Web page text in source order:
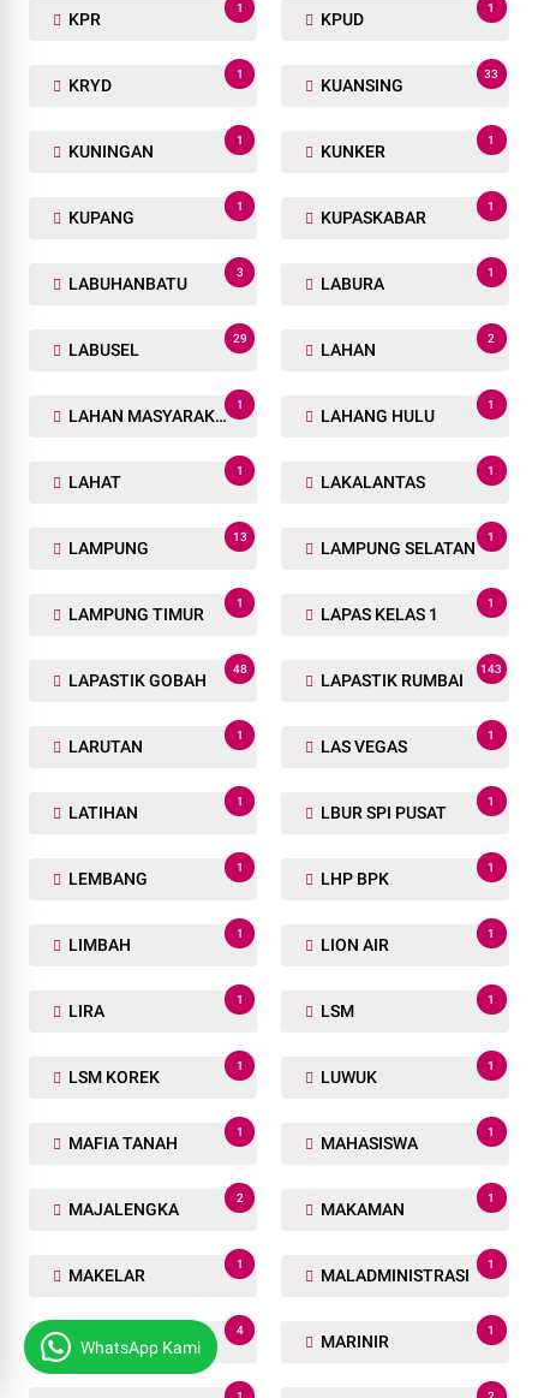
KPR
1
KPUD
1
KRYD
1
KUANSING
33
KUNINGAN
1
KUNKER
1
KUPANG
1
KUPASKABAR
1
LABUHANBATU
3
LABURA
1
LABUSEL
29
LAHAN
2
LAHAN MASYARAKAT
1
LAHANG HULU
1
LAHAT
1
LAKALANTAS
1
LAMPUNG
13
LAMPUNG SELATAN
1
LAMPUNG TIMUR
1
LAPAS KELAS 1
1
LAPASTIK GOBAH
48
LAPASTIK RUMBAI
143
LARUTAN
1
LAS VEGAS
1
LATIHAN
1
LBUR SPI PUSAT
1
LEMBANG
1
LHP BPK
1
LIMBAH
1
LION AIR
1
LIRA
1
LSM
1
LSM KOREK
1
LUWUK
1
MAFIA TANAH
1
MAHASISWA
1
MAJALENGKA
2
MAKAMAN
1
MAKELAR
1
MALADMINISTRASI
1
MANADO
4
MARINIR
1
WhatsApp Kami